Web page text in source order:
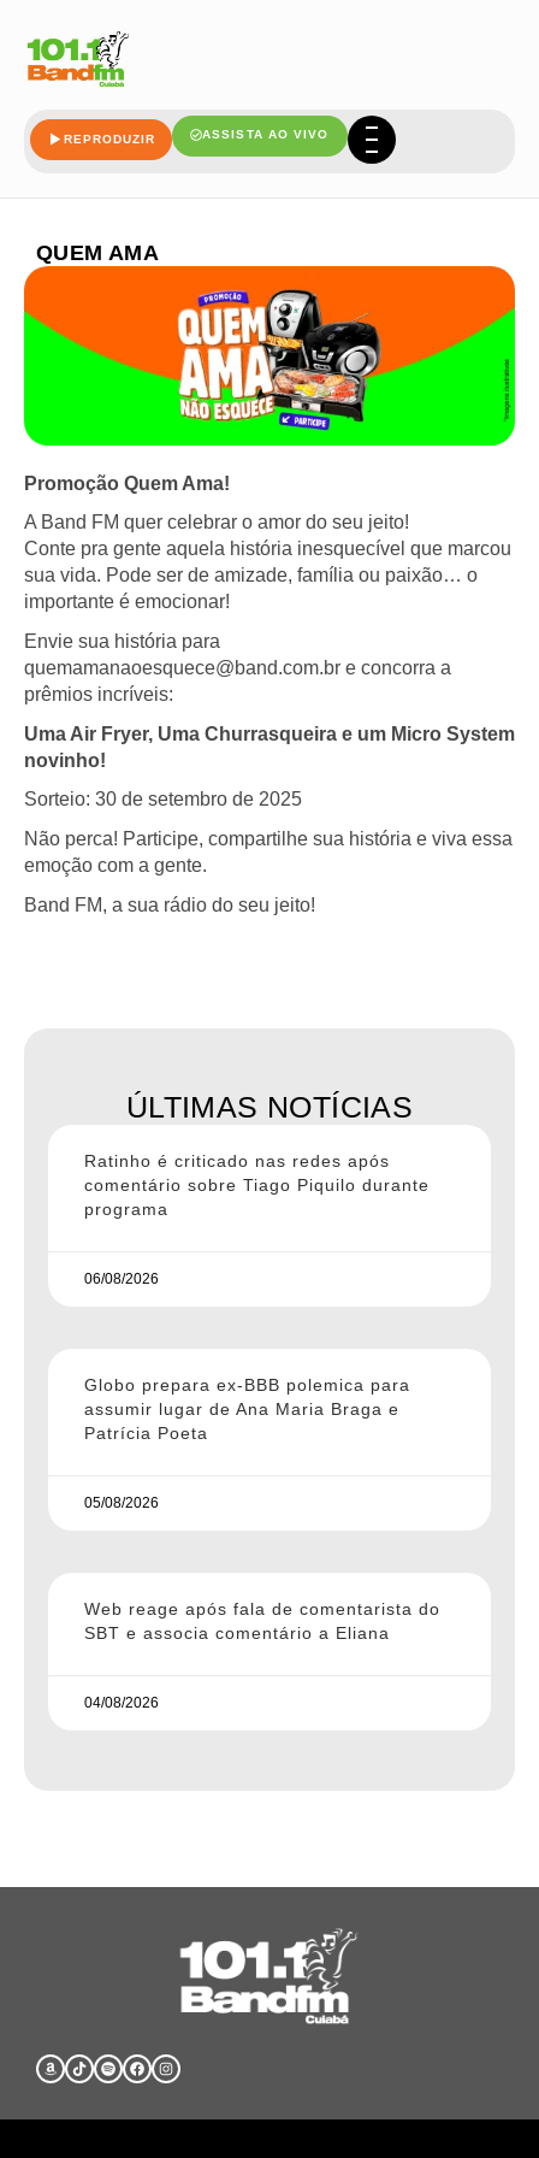
REPRODUZIR ASSISTA AO VIVO
QUEM AMA
Promoção Quem Ama!
A Band FM quer celebrar o amor do seu jeito!
Conte pra gente aquela história inesquecível que marcou
sua vida. Pode ser de amizade, família ou paixão… o
importante é emocionar!
Envie sua história para
quemamanaoesquece@band.com.br e concorra a
prêmios incríveis:
Uma Air Fryer, Uma Churrasqueira e um Micro System
novinho!
Sorteio: 30 de setembro de 2025
Não perca! Participe, compartilhe sua história e viva essa
emoção com a gente.
Band FM, a sua rádio do seu jeito!
ÚLTIMAS NOTÍCIAS
Ratinho é criticado nas redes após
comentário sobre Tiago Piquilo durante
programa
06/08/2026
Globo prepara ex-BBB polemica para
assumir lugar de Ana Maria Braga e
Patrícia Poeta
05/08/2026
Web reage após fala de comentarista do
SBT e associa comentário a Eliana
04/08/2026